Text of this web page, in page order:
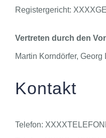
Registergericht:
Vertreten durch den
Martin Korndörfer,
Kontakt
Telefon: